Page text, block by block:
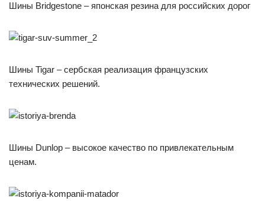
Шины Вridgestonе – японская резина для российских дорог
Шины Tigar – сербская реализация французских
технических решений.
Шины Dunlop – высокое качество по привлекательным
ценам.